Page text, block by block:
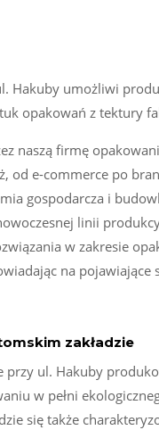
Hakuby umożliwi
opakowań z tektury
naszą firmę
od e-commerce po
gospodarcza i
linii
w zakresie
na
zakładzie
przy ul. Hakuby
w pełni
się także